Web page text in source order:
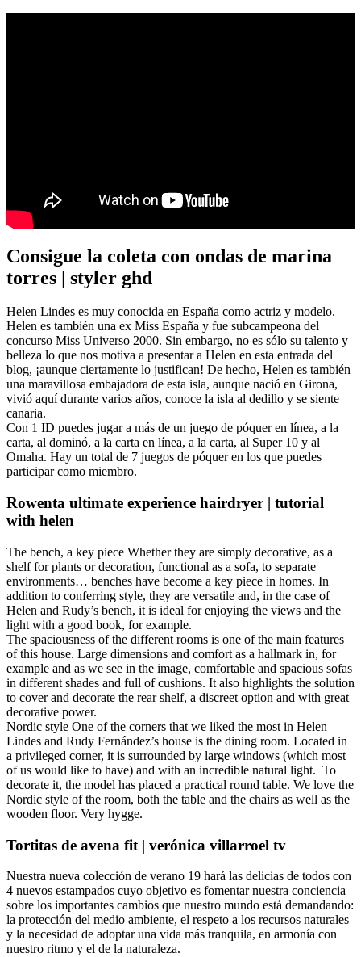
Consigue la coleta con ondas de marina
torres | styler ghd
Helen Lindes es muy conocida en España como actriz y modelo.
Helen es también una ex Miss España y fue subcampeona del
concurso Miss Universo 2000. Sin embargo, no es sólo su talento y
belleza lo que nos motiva a presentar a Helen en esta entrada del
blog, ¡aunque ciertamente lo justifican! De hecho, Helen es también
una maravillosa embajadora de esta isla, aunque nació en Girona,
vivió aquí durante varios años, conoce la isla al dedillo y se siente
canaria.
Con 1 ID puedes jugar a más de un juego de póquer en línea, a la
carta, al dominó, a la carta en línea, a la carta, al Super 10 y al
Omaha. Hay un total de 7 juegos de póquer en los que puedes
participar como miembro.
Rowenta ultimate experience hairdryer | tutorial
with helen
The bench, a key piece Whether they are simply decorative, as a
shelf for plants or decoration, functional as a sofa, to separate
environments… benches have become a key piece in homes. In
addition to conferring style, they are versatile and, in the case of
Helen and Rudy’s bench, it is ideal for enjoying the views and the
light with a good book, for example.
The spaciousness of the different rooms is one of the main features
of this house. Large dimensions and comfort as a hallmark in, for
example and as we see in the image, comfortable and spacious sofas
in different shades and full of cushions. It also highlights the solution
to cover and decorate the rear shelf, a discreet option and with great
decorative power.
Nordic style One of the corners that we liked the most in Helen
Lindes and Rudy Fernández’s house is the dining room. Located in
a privileged corner, it is surrounded by large windows (which most
of us would like to have) and with an incredible natural light. To
decorate it, the model has placed a practical round table. We love the
Nordic style of the room, both the table and the chairs as well as the
wooden floor. Very hygge.
Tortitas de avena fit | verónica villarroel tv
Nuestra nueva colección de verano 19 hará las delicias de todos con
4 nuevos estampados cuyo objetivo es fomentar nuestra conciencia
sobre los importantes cambios que nuestro mundo está demandando:
la protección del medio ambiente, el respeto a los recursos naturales
y la necesidad de adoptar una vida más tranquila, en armonía con
nuestro ritmo y el de la naturaleza.